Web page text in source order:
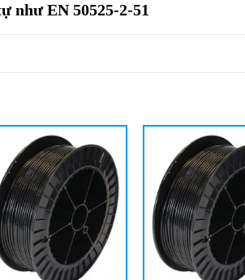
như EN 50525-2-51